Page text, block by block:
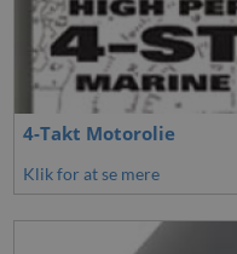
4-Takt Motorolie
Klik for at se mere